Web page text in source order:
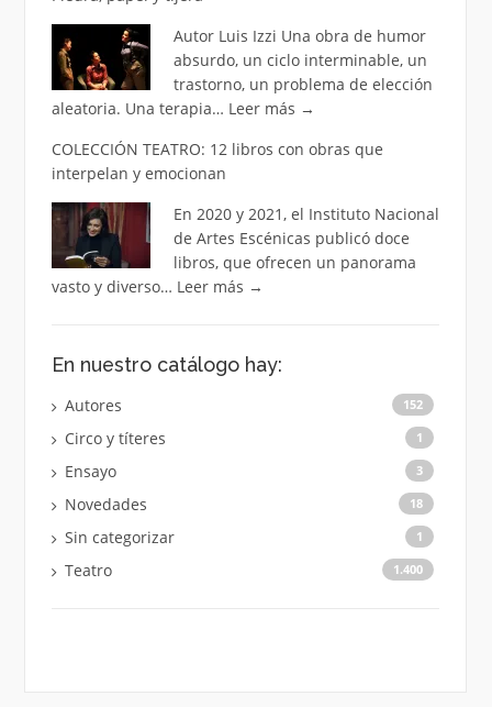
Autor Luis Izzi Una obra de humor
absurdo, un ciclo interminable, un
trastorno, un problema de elección
aleatoria. Una terapia… Leer más →
COLECCIÓN TEATRO: 12 libros con obras que
interpelan y emocionan
En 2020 y 2021, el Instituto Nacional
de Artes Escénicas publicó doce
libros, que ofrecen un panorama
vasto y diverso… Leer más →
En nuestro catálogo hay:
Autores 152
Circo y títeres 1
Ensayo 3
Novedades 18
Sin categorizar 1
Teatro 1.400